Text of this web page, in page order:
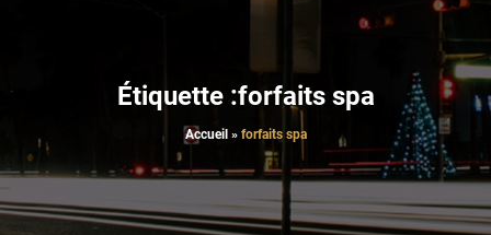
Étiquette :forfaits spa
Accueil » forfaits spa